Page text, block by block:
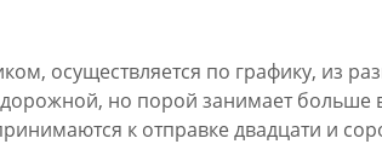
осуществляется по графику, из
но порой занимает больше
к отправке двадцати и